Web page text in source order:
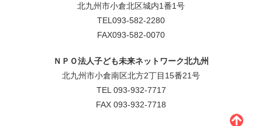
北九州市小倉北区城内1番1号
TEL093-582-2280
FAX093-582-0070
ＮＰＯ法人子ども未来ネットワーク北九州
北九州市小倉南区北方2丁目15番21号
TEL 093-932-7717
FAX 093-932-7718